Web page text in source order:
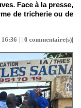
Face à la presse,
de tricherie ou de
| | 0 commentaire(s)|